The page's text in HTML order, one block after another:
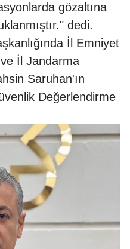
gözaltına
dedi.
İl Emniyet
İl Jandarma
Saruhan'ın
Değerlendirme